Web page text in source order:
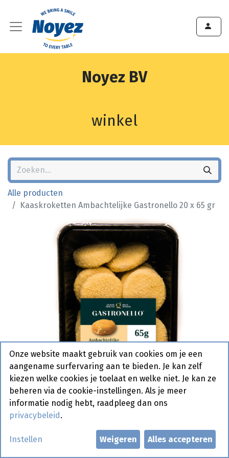
Noyez BV
winkel
Alle producten
Kaaskroketten Ambachtelijke Gastronello 20 x 65 gr
Kaaskroketten Ambachtelijke
Onze website maakt gebruik van cookies om je een
aangename surfervaring aan te bieden. Je kan zelf
kiezen welke cookies je toelaat en welke niet. Je kan ze
beheren via de cookie-instellingen. Als je meer
informatie nodig hebt, raadpleeg dan ons
privacybeleid .
Instellen Weigeren Alles accepteren